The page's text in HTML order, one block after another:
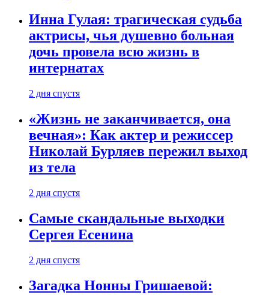
Инна Гулая: трагическая судьба
актрисы, чья душевно больная
дочь провела всю жизнь в
интернатах
2 дня спустя
«Жизнь не заканчивается, она
вечная»: Как актер и режиссер
Николай Бурляев пережил выход
из тела
2 дня спустя
Самые скандальные выходки
Сергея Есенина
2 дня спустя
Загадка Нонны Гришаевой: